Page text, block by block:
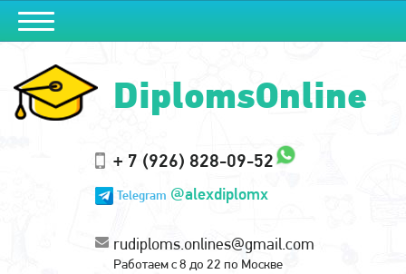
DiplomsOnline
+ 7 (926) 828-09-52
Telegram @alexdiplomx
rudiploms.onlines@gmail.com
Работаем с 8 до 22 по Москве